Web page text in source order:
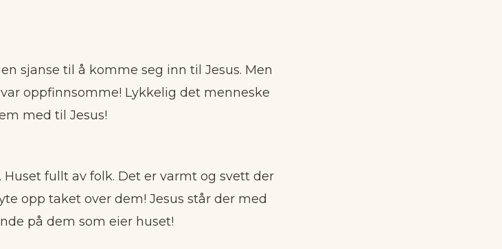
sjanse til å komme seg inn til Jesus. Men
oppfinnsomme! Lykkelig det menneske
med til Jesus!
Huset fullt av folk. Det er varmt og svett der
opp taket over dem! Jesus står der med
på dem som eier huset!